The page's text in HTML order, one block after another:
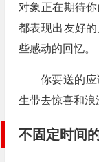
对象正在期待
都表现出友好
些感动的回忆。
你要送的
生带去惊喜和浪
不固定时间